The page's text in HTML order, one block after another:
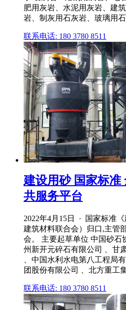
肥用灰岩、水泥用灰岩、建
岩、制灰用石灰岩、玻璃用
联系电话: 180 3780 8511
建设用砂 国家标准
共服务平台
2022年4月15日 · 国家标准
建筑材料联合会）归口,主管
会。 主要起草单位 中国砂石
州新开元碎石有限公司 、甘
、中国水利水电第八工程局
团股份有限公司 、北方重工
联系电话: 180 3780 8511